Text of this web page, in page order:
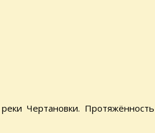
Чертановки. Протяжённость